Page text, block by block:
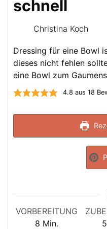
schnell
Christina Koch
Dressing für eine Bowl
dieses nicht fehlen
eine Bowl zum
4.8 aus 18
VORBEREITUNG
8 Minuten
Min.
5